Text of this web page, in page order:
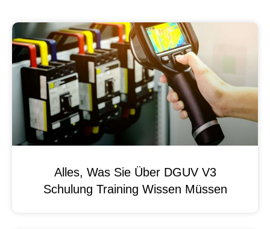
Alles, Was Sie Über DGUV V3
Schulung Training Wissen Müssen